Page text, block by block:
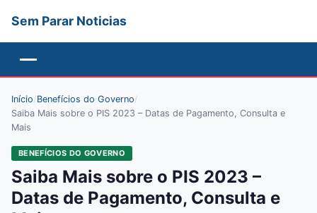
Sem Parar Noticias
Início/Benefícios do Governo/
Saiba Mais sobre o PIS 2023 – Datas de Pagamento, Consulta e
Mais
BENEFÍCIOS DO GOVERNO
Saiba Mais sobre o PIS 2023 –
Datas de Pagamento, Consulta e